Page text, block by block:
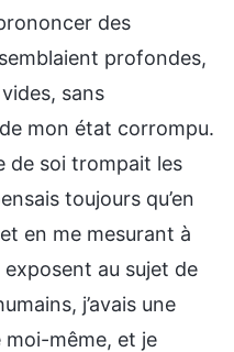
des
profondes,
sans
mon état corrompu.
de soi trompait les
toujours qu’en
en me mesurant à
exposent au sujet de
j’avais une
même, et je